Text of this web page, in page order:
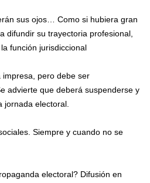
sus ojos… Como si hubiera gran
difundir su trayectoria profesional,
función jurisdiccional
pero debe ser
advierte que deberá suspenderse y
jornada electoral.
Siempre y cuando no se
electoral? Difusión en